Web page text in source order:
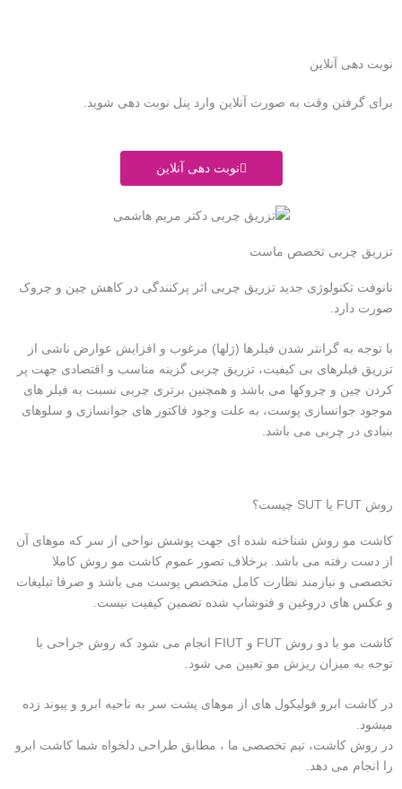
نوبت دهی آنلاین
برای گرفتن وقت به صورت آنلاین وارد پنل نوبت دهی شوید.
نوبت دهی آنلاین
تزریق چربی تخصص ماست
نانوفت تکنولوژی جدید تزریق چربی اثر پركنندگی در کاهش چین و چروک
صورت دارد.
با توجه به گرانتر شدن فیلرها (ژلها) مرغوب و افزایش عوارض ناشی از
تزریق فیلرهای بی کیفیت، تزریق چربی گزینه مناسب و اقتصادی جهت پر
کردن چین و چروکها می باشد و همچنین برتری چربی نسبت به فیلر های
موجود جوانسازی پوست، به علت وجود فاکتور های جوانسازی و سلوهای
بنیادی در چربی می باشد.
روش FUT یا SUT چیست؟
کاشت مو روش شناخته شده ای جهت پوشش نواحی از سر که موهای آن
از دست رفته می باشد. برخلاف تصور عموم کاشت مو روش کاملا
تخصصی و نیازمند نظارت کامل متخصص پوست می باشد و صرفا تبلیغات
و عکس های دروغین و فتوشاپ شده تضمین کیفیت نیست.
کاشت مو با دو روش FUT و FIUT انجام می شود که روش جراحی با
توجه به میزان ریزش مو تعیین می شود.
در کاشت ابرو فولیکول های از موهای پشت سر به ناحیه ابرو و پیوند زده
میشود.
در روش کاشت، تیم تخصصی ما ، مطابق طراحی دلخواه شما کاشت ابرو
را انجام می دهد.